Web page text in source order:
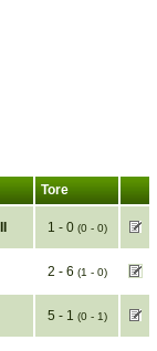
Tore
1 - 0 (0 - 0)
2 - 6 (1 - 0)
5 - 1 (0 - 1)